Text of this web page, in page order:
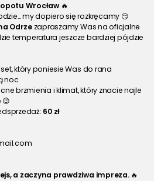
Wrocław 🔥
my dopiero się rozkręcamy 😏
Odrze zapraszamy Was na oficjalne
temperatura jeszcze bardziej pójdzie
set, który poniesie Was do rana
noc
brzmienia i klimat, który znacie najle
😉
60 zł
a zaczyna prawdziwa impreza. 🔥